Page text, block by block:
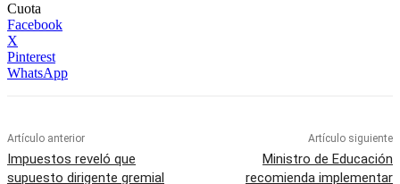
Cuota
Facebook
X
Pinterest
WhatsApp
Artículo anterior
Impuestos reveló que
supuesto dirigente gremial
Artículo siguiente
Ministro de Educación
recomienda implementar